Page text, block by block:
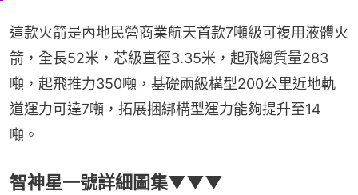
這款火箭是內地民營商業航天首款7噸級可複用液體火
箭，全長52米，芯級直徑3.35米，起飛總質量283
噸，起飛推力350噸，基礎兩級構型200公里近地軌
道運力可達7噸，拓展捆綁構型運力能夠提升至14
噸。
智神星一號詳細圖集▼▼▼